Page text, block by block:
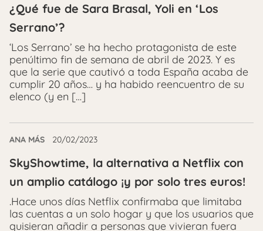
¿Qué fue de Sara Brasal, Yoli en ‘Los
Serrano’?
‘Los Serrano’ se ha hecho protagonista de este
penúltimo fin de semana de abril de 2023. Y es
que la serie que cautivó a toda España acaba de
cumplir 20 años… y ha habido reencuentro de su
elenco (y en […]
ANA MÁS 20/02/2023
SkyShowtime, la alternativa a Netflix con
un amplio catálogo ¡y por solo tres euros!
.Hace unos días Netflix confirmaba que limitaba
las cuentas a un solo hogar y que los usuarios que
quisieran añadir a personas que vivieran fuera